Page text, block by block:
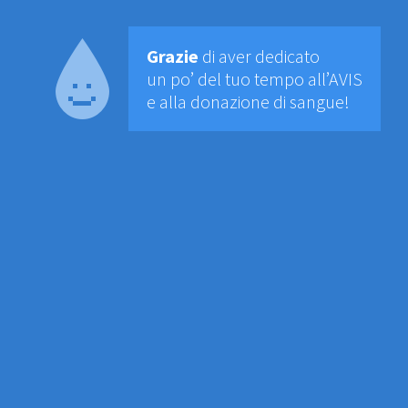
Grazie di aver dedicato
un po’ del tuo tempo all’AVIS
e alla donazione di sangue!